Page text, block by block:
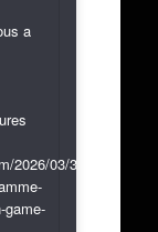
a
2026/03/31/exclusif-
game-